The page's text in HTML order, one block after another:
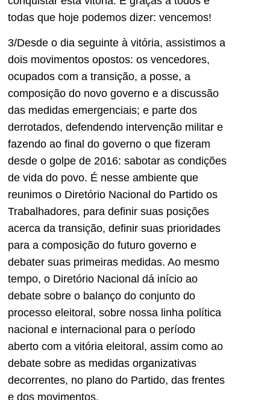
todas que hoje podemos dizer: vencemos!
3/Desde o dia seguinte à vitória, assistimos a
dois movimentos opostos: os vencedores,
ocupados com a transição, a posse, a
composição do novo governo e a discussão
das medidas emergenciais; e parte dos
derrotados, defendendo intervenção militar e
fazendo ao final do governo o que fizeram
desde o golpe de 2016: sabotar as condições
de vida do povo. É nesse ambiente que
reunimos o Diretório Nacional do Partido os
Trabalhadores, para definir suas posições
acerca da transição, definir suas prioridades
para a composição do futuro governo e
debater suas primeiras medidas. Ao mesmo
tempo, o Diretório Nacional dá início ao
debate sobre o balanço do conjunto do
processo eleitoral, sobre nossa linha política
nacional e internacional para o período
aberto com a vitória eleitoral, assim como ao
debate sobre as medidas organizativas
decorrentes, no plano do Partido, das frentes
e dos movimentos.